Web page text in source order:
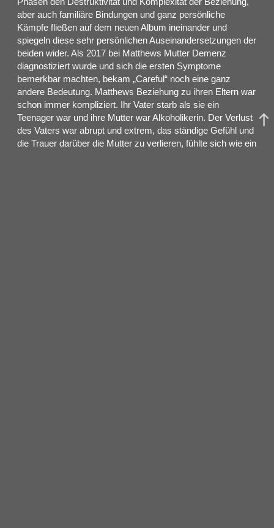
aber auch familiäre Bindungen und ganz persönliche
Kämpfe fließen auf dem neuen Album ineinander und
spiegeln diese sehr persönlichen Auseinandersetzungen der
beiden wider. Als 2017 bei Matthews Mutter Demenz
diagnostiziert wurde und sich die ersten Symptome
bemerkbar machten, bekam „Careful“ noch eine ganz
andere Bedeutung. Matthews Beziehung zu ihren Eltern war
schon immer kompliziert. Ihr Vater starb als sie ein
Teenager war und ihre Mutter war Alkoholikerin. Der Verlust
des Vaters war abrupt und extrem, das ständige Gefühl und
die Trauer darüber die Mutter zu verlieren, fühlte sich wie ein